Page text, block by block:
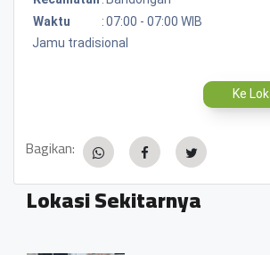
Waktu
:07:00 - 07:00 WIB
Jamu tradisional
Ke
Bagikan:
Lokasi Sekitarnya